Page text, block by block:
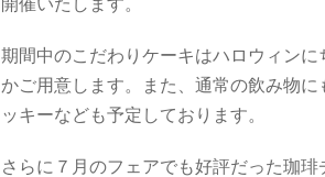
開催いたします。
期間中のこだわりケーキはハロウィン
かご用意します。また、通常の飲み物
ッキーなども予定しております。
さらに７月のフェアでも好評だった珈